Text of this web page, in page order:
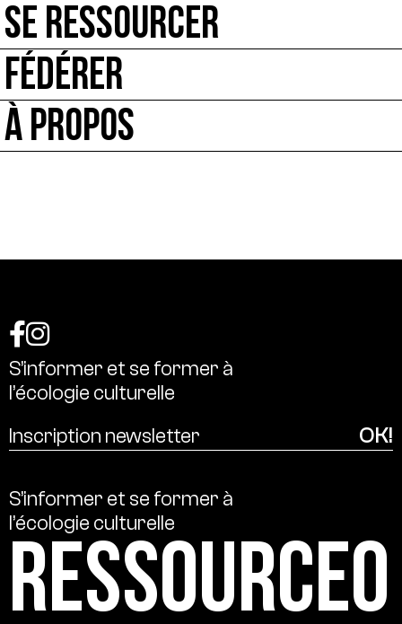
SE RESSOURCER
FÉDÉRER
À PROPOS
S’informer et se former à
l’écologie culturelle
S’informer et se former à
l’écologie culturelle
Ressource0